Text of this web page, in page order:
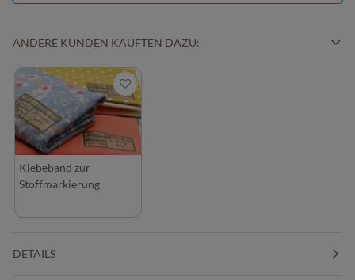
ANDERE KUNDEN KAUFTEN DAZU:
Klebeband zur
Stoffmarkierung
DETAILS